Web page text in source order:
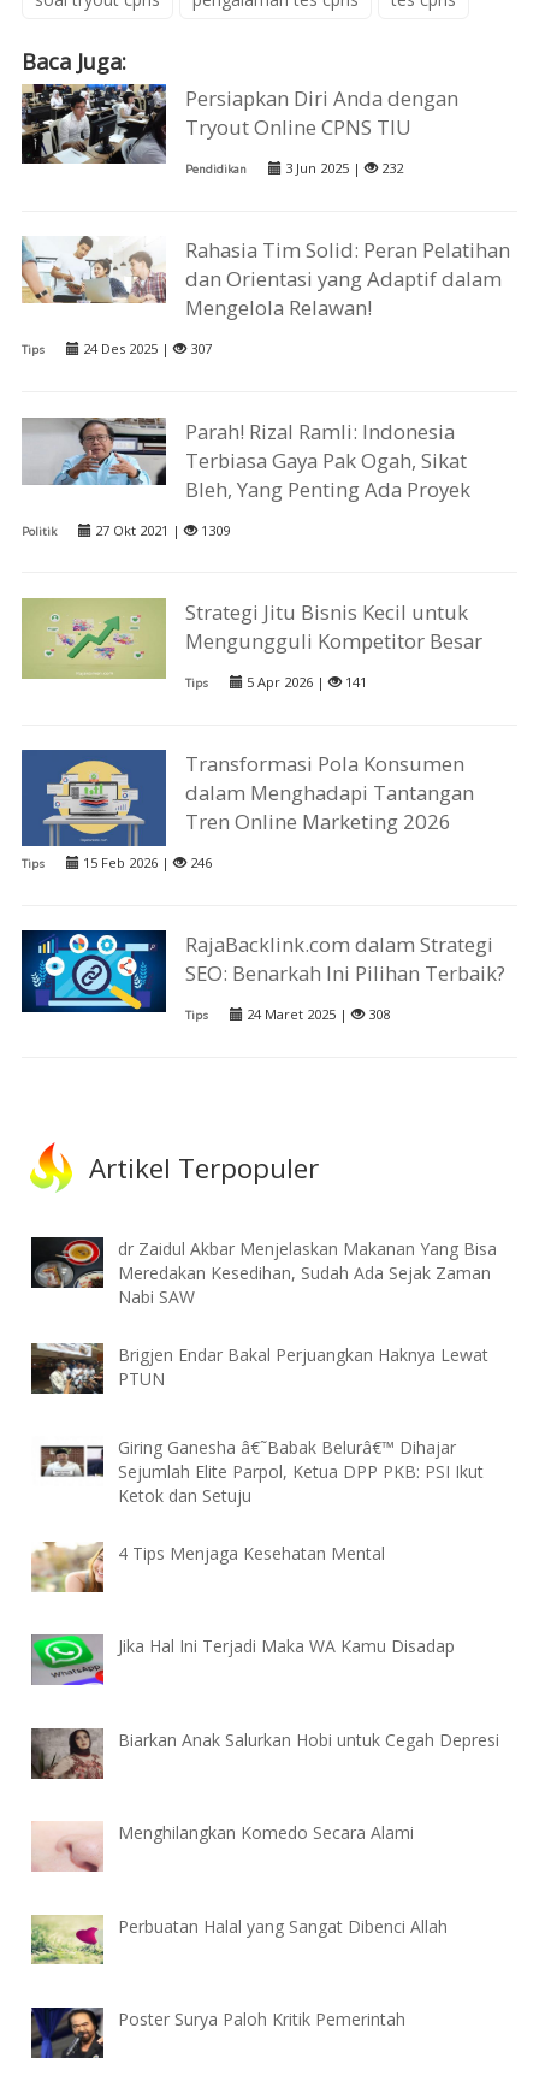
Baca Juga:
Persiapkan Diri Anda dengan
Tryout Online CPNS TIU
Pendidikan 3 Jun 2025 | 232
Rahasia Tim Solid: Peran Pelatihan
dan Orientasi yang Adaptif dalam
Mengelola Relawan!
Tips 24 Des 2025 | 307
Parah! Rizal Ramli: Indonesia
Terbiasa Gaya Pak Ogah, Sikat
Bleh, Yang Penting Ada Proyek
Politik 27 Okt 2021 | 1309
Strategi Jitu Bisnis Kecil untuk
Mengungguli Kompetitor Besar
Tips 5 Apr 2026 | 141
Transformasi Pola Konsumen
dalam Menghadapi Tantangan
Tren Online Marketing 2026
Tips 15 Feb 2026 | 246
RajaBacklink.com dalam Strategi
SEO: Benarkah Ini Pilihan Terbaik?
Tips 24 Maret 2025 | 308
Artikel Terpopuler
dr Zaidul Akbar Menjelaskan Makanan Yang Bisa
Meredakan Kesedihan, Sudah Ada Sejak Zaman
Nabi SAW
Brigjen Endar Bakal Perjuangkan Haknya Lewat
PTUN
Giring Ganesha â€˜Babak Belurâ€™ Dihajar
Sejumlah Elite Parpol, Ketua DPP PKB: PSI Ikut
Ketok dan Setuju
4 Tips Menjaga Kesehatan Mental
Jika Hal Ini Terjadi Maka WA Kamu Disadap
Biarkan Anak Salurkan Hobi untuk Cegah Depresi
Menghilangkan Komedo Secara Alami
Perbuatan Halal yang Sangat Dibenci Allah
Poster Surya Paloh Kritik Pemerintah